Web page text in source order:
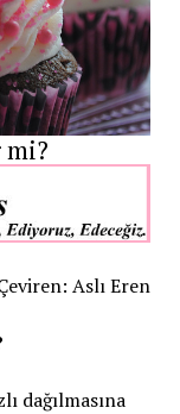
mi?
Aslı Eren
dağılmasına